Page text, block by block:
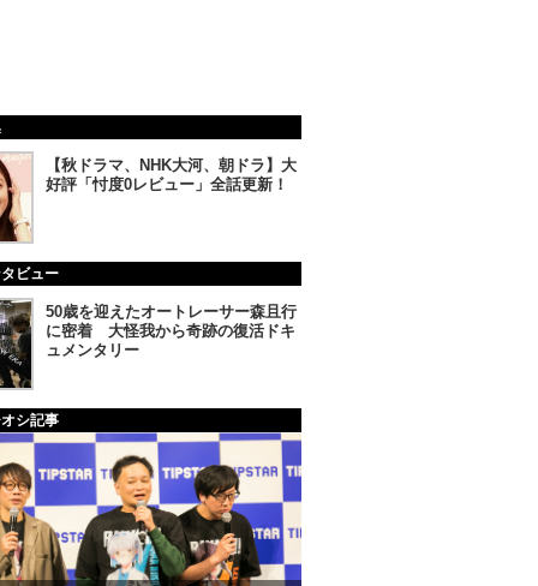
【秋ドラマ、NHK大河、朝ドラ】大
好評「忖度0レビュー」全話更新！
ビュー
50歳を迎えたオートレーサー森且行
に密着 大怪我から奇跡の復活ドキ
ュメンタリー
シ記事